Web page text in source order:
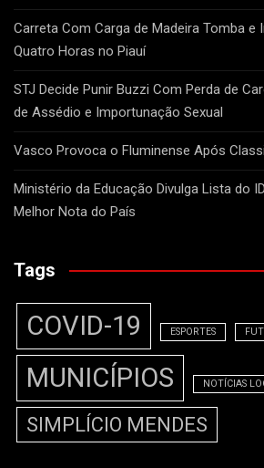
Carreta Com Carga de Madeira Tomba e
Quatro Horas no Piauí
STJ Decide Punir Buzzi Com Perda de
de Assédio e Importunação Sexual
Vasco Provoca o Fluminense Após
Ministério da Educação Divulga Lista do
Melhor Nota do País
Tags
COVID-19 ESPORTES
MUNICÍPIOS NOTÍCIAS
SIMPLÍCIO MENDES